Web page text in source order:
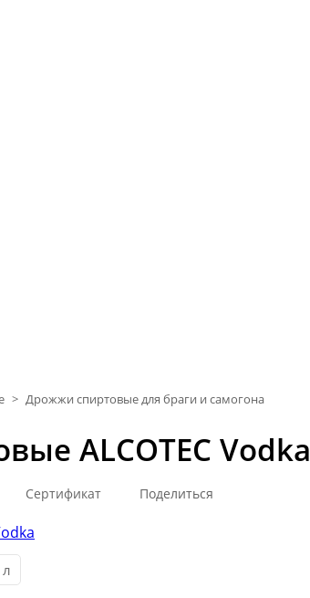
> Дрожжи спиртовые для браги и самогона
ALCOTEC Vodka
Сертификат Поделиться